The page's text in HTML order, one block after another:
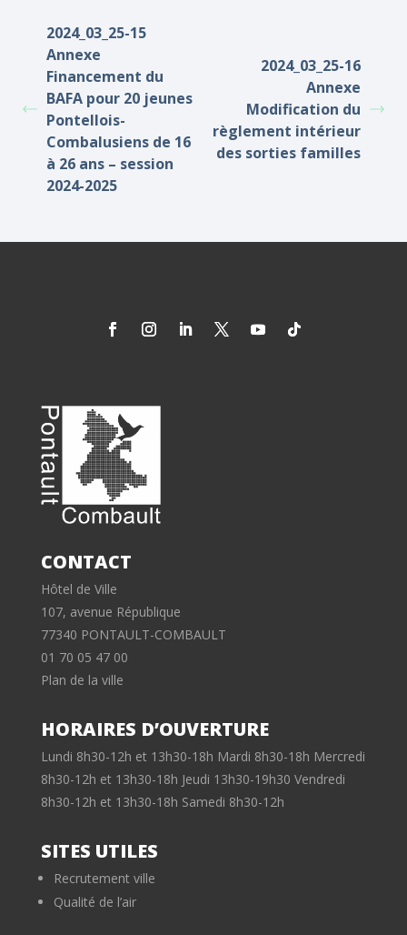
2024_03_25-15
Annexe
Financement du
BAFA pour 20 jeunes
Pontellois-
Combalusiens de 16
à 26 ans – session
2024-2025
2024_03_25-16
Annexe
Modification du
règlement intérieur
des sorties familles
CONTACT
Hôtel de Ville
107, avenue République
77340 PONTAULT-COMBAULT
01 70 05 47 00
Plan de la ville
HORAIRES D’OUVERTURE
Lundi 8h30-12h et 13h30-18h Mardi 8h30-18h Mercredi
8h30-12h et 13h30-18h Jeudi 13h30-19h30 Vendredi
8h30-12h et 13h30-18h Samedi 8h30-12h
SITES UTILES
Recrutement ville
Qualité de l’air